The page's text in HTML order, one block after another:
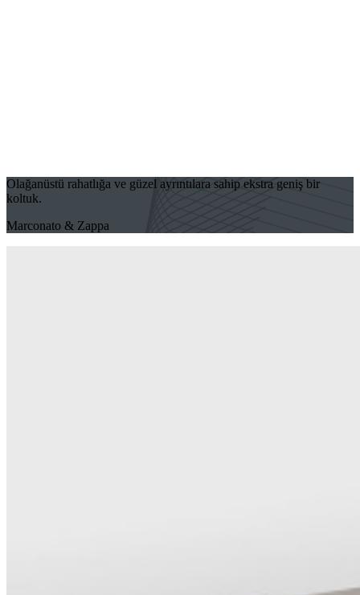
Olağanüstü rahatlığa ve güzel ayrıntılara sahip ekstra geniş bir
koltuk.
Marconato & Zappa